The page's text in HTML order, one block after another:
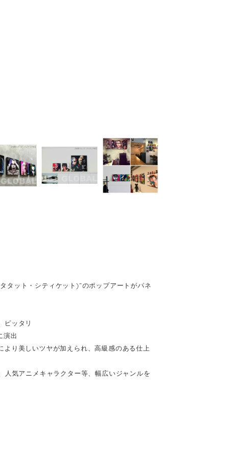
ット・シティケット)”のポップアートがパネ
ピッタリ
演出
より美しいツヤが加えられ、高級感のある仕上
人気アニメキャラクター等、幅広いジャンルを